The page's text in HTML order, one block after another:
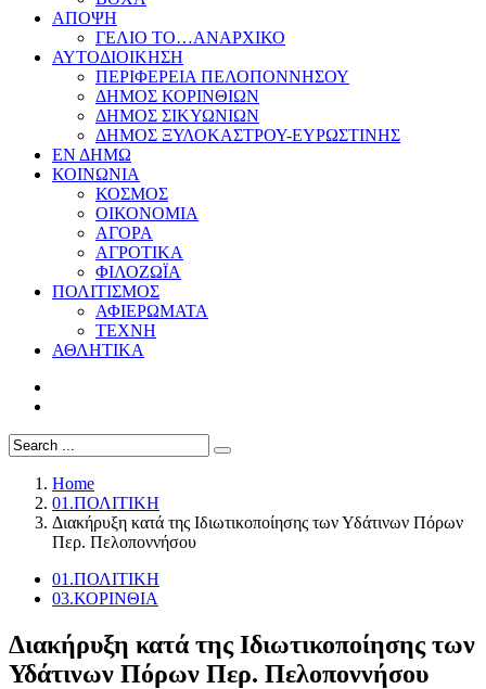
ΑΠΟΨΗ
ΓΕΛΙΟ ΤΟ…ΑΝΑΡΧΙΚΟ
ΑΥΤΟΔΙΟΙΚΗΣΗ
ΠΕΡΙΦΕΡΕΙΑ ΠΕΛΟΠΟΝΝΗΣΟΥ
ΔΗΜΟΣ ΚΟΡΙΝΘΙΩΝ
ΔΗΜΟΣ ΣΙΚΥΩΝΙΩΝ
ΔΗΜΟΣ ΞΥΛΟΚΑΣΤΡΟΥ-ΕΥΡΩΣΤΙΝΗΣ
ΕΝ ΔΗΜΩ
ΚΟΙΝΩΝΙΑ
ΚΟΣΜΟΣ
ΟΙΚΟΝΟΜΙΑ
ΑΓΟΡΑ
ΑΓΡΟΤΙΚΑ
ΦΙΛΟΖΩΪΑ
ΠΟΛΙΤΙΣΜΟΣ
ΑΦΙΕΡΩΜΑΤΑ
ΤΕΧΝΗ
ΑΘΛΗΤΙΚΑ
Home
01.ΠΟΛΙΤΙΚΗ
Διακήρυξη κατά της Ιδιωτικοποίησης των Υδάτινων Πόρων
Περ. Πελοποννήσου
01.ΠΟΛΙΤΙΚΗ
03.ΚΟΡΙΝΘΙΑ
Διακήρυξη κατά της Ιδιωτικοποίησης των
Υδάτινων Πόρων Περ. Πελοποννήσου